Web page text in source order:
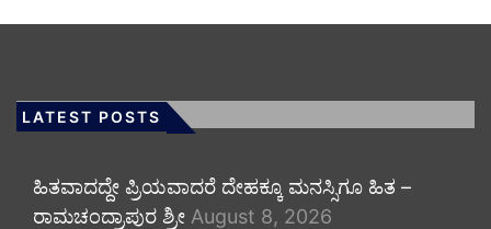
LATEST POSTS
ಹಿತವಾದದ್ದೇ ಪ್ರಿಯವಾದರೆ ದೇಹಕ್ಕೂ ಮನಸ್ಸಿಗೂ ಹಿತ –
ರಾಮಚಂದ್ರಾಪುರ ಶ್ರೀ August 8, 2026